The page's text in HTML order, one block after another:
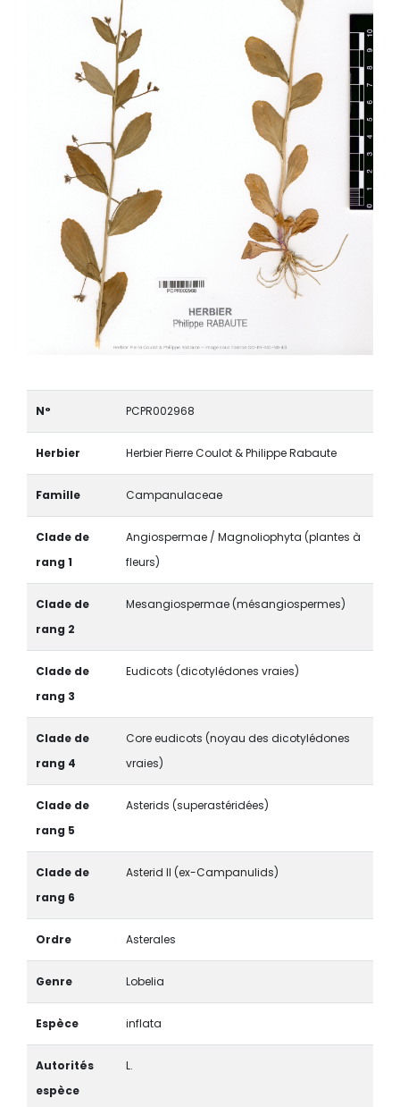
N° PCPR002968
Herbier Herbier Pierre Coulot & Philippe Rabaute
Famille Campanulaceae
Clade de
rang 1
Angiospermae / Magnoliophyta (plantes à
fleurs)
Clade de
rang 2
Mesangiospermae (mésangiospermes)
Clade de
rang 3
Eudicots (dicotylédones vraies)
Clade de
rang 4
Core eudicots (noyau des dicotylédones
vraies)
Clade de
rang 5
Asterids (superastéridées)
Clade de
rang 6
Asterid II (ex-Campanulids)
Ordre Asterales
Genre Lobelia
Espèce inflata
Autorités
espèce
L.